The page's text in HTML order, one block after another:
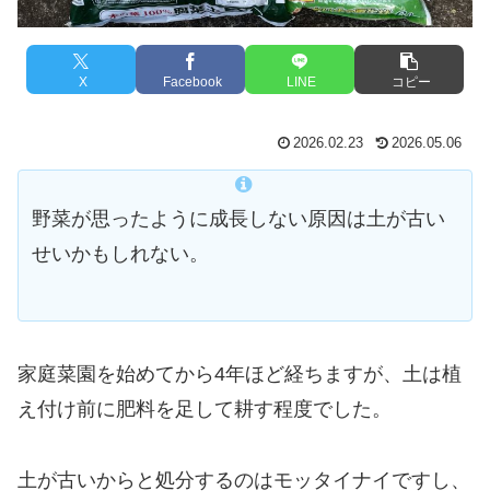
X Facebook LINE コピー
2026.02.23 2026.05.06
野菜が思ったように成長しない原因は土が古い
せいかもしれない。
家庭菜園を始めてから4年ほど経ちますが、土は植
え付け前に肥料を足して耕す程度でした。
土が古いからと処分するのはモッタイナイですし、